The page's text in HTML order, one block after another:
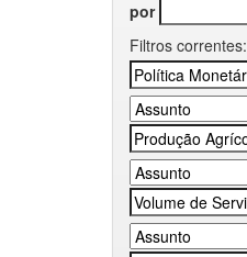
por
Filtros correntes: